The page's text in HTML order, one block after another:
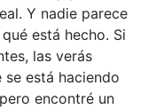
Y nadie parece
está hecho. Si
las verás
está haciendo
encontré un